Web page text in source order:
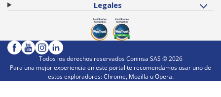
Legales
Todos los derechos reservados Coninsa SAS ©2026
Para una mejor experiencia en este portal te recomendamos usar uno de
estos exploradores: Chrome, Mozilla u Opera.